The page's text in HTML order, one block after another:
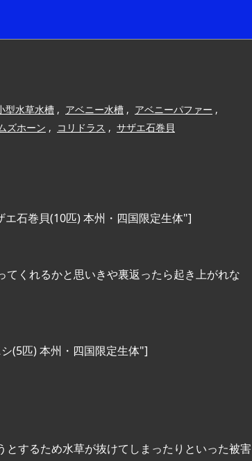
型水草水槽 , アベニー水槽 , アベニーパファー ,
ズホーン , コリドラス , サザエ石巻貝
石巻貝(10匹) 本州・四国限定生体"]
くれるかと思いきや裏返ったら起き上がれな
(5匹) 本州・四国限定生体"]
するため水草が抜けてしまったりといった被害